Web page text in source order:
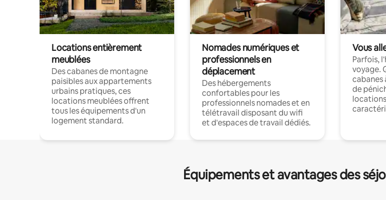
Locations entièrement
meublées
Des cabanes de montagne
paisibles aux appartements
urbains pratiques, ces
locations meublées offrent
tous les équipements d'un
logement standard.
Nomades numériques et
professionnels en
déplacement
Des hébergements
confortables pour les
professionnels nomades et en
télétravail disposant du wifi
et d'espaces de travail dédiés.
Vous
Parfois,
voyage.
cabanes
de
Équipements et avantages des